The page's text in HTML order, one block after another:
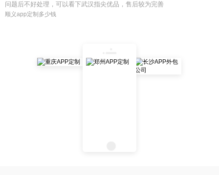
问题后不好处理，可以看下武汉指尖优品，售后较为完善
顺义app定制多少钱